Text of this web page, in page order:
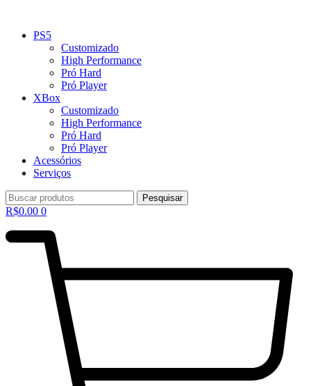
PS5
Customizado
High Performance
Pró Hard
Pró Player
XBox
Customizado
High Performance
Pró Hard
Pró Player
Acessórios
Serviços
Pesquisar
R$0.00 0